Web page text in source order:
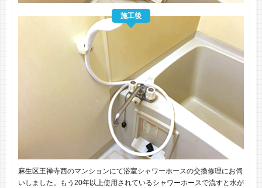
施工後
麻生区王禅寺西のマンションにて浴室シャワーホースの交換修理にお伺
いしました。もう20年以上使用されているシャワーホースで流すと水が